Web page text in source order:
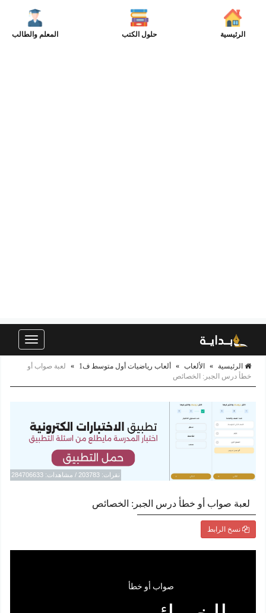
الرئيسية حلول الكتب المعلم والطالب
Toggle
الرئيسية » الألعاب » ألعاب رياضيات أول متوسط ف1 »
لعبة صواب أو
خطأ درس الجبر: الخصائص
نقرات: 203783 / مشاهدات: 284706633
لعبة صواب أو خطأ درس الجبر: الخصائص
نسخ الرابط